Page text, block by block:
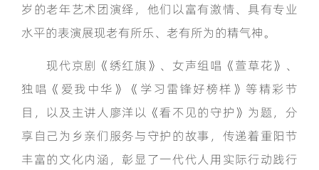
岁的老年艺术团演绎，他们以富有激情、具有专业
水平的表演展现老有所乐、老有所为的精气神。
现代京剧《绣红旗》、女声组唱《萱草花》、
独唱《爱我中华》《学习雷锋好榜样》等精彩节
目，以及主讲人廖洋以《看不见的守护》为题，分
享自己为乡亲们服务与守护的故事，传递着重阳节
丰富的文化内涵，彰显了一代代人用实际行动践行